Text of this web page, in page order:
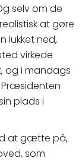
selv om de
at gøre
lukket ned,
virkede
og i mandags
plads i
at gætte på,
som